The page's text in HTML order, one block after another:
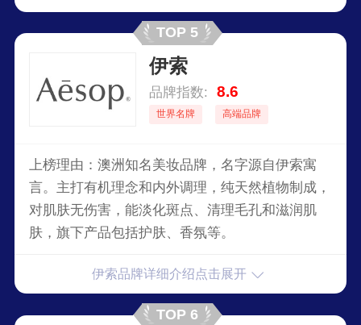
TOP 5
伊索
品牌指数: 8.6
世界名牌 高端品牌
上榜理由：澳洲知名美妆品牌，名字源自伊索寓
言。主打有机理念和内外调理，纯天然植物制成，
对肌肤无伤害，能淡化斑点、清理毛孔和滋润肌
肤，旗下产品包括护肤、香氛等。
伊索品牌详细介绍点击展开
TOP 6